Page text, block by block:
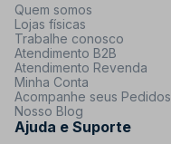
Quem somos
Lojas físicas
Trabalhe conosco
Atendimento B2B
Atendimento Revenda
Minha Conta
Acompanhe seus Pedidos
Nosso Blog
Ajuda e Suporte